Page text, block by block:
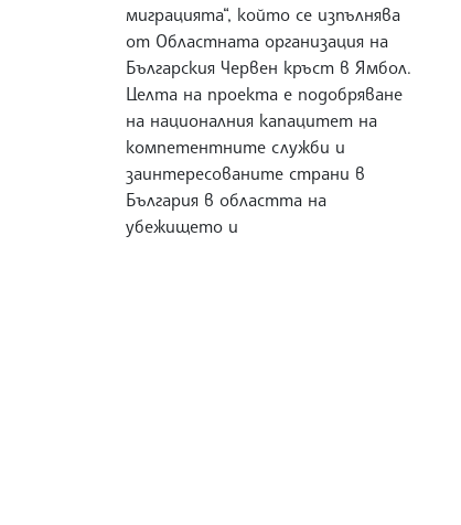
миграцията“, който се изпълнява
от Областната организация на
Българския Червен кръст в Ямбол.
Целта на проекта е подобряване
на националния капацитет на
компетентните служби и
заинтересованите страни в
България в областта на
убежището и